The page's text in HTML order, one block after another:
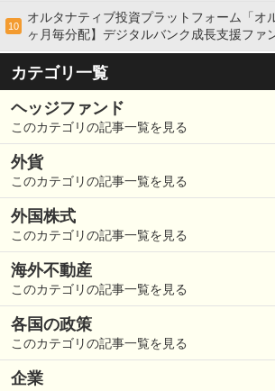
10
オルタナティブ投資プラットフォーム「オ
ヶ月毎分配】デジタルバンク成長支援ファ
カテゴリ一覧
ヘッジファンド
このカテゴリの記事一覧を見る
外貨
このカテゴリの記事一覧を見る
外国株式
このカテゴリの記事一覧を見る
海外不動産
このカテゴリの記事一覧を見る
各国の政策
このカテゴリの記事一覧を見る
企業